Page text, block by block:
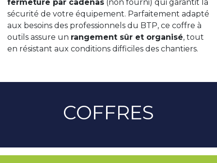
fermeture par cadenas (non fourni) qui garantit la
sécurité de votre équipement. Parfaitement adapté
aux besoins des professionnels du BTP, ce coffre à
outils assure un rangement sûr et organisé, tout
en résistant aux conditions difficiles des chantiers.
COFFRES